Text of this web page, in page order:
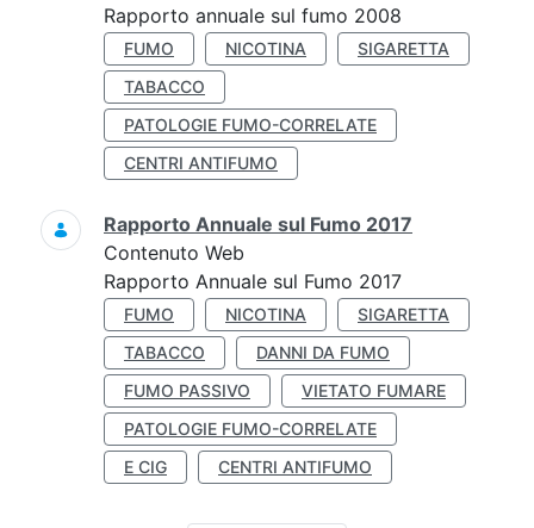
Rapporto annuale sul fumo 2008
FUMO NICOTINA
SIGARETTA
TABACCO
PATOLOGIE FUMO-CORRELATE
CENTRI ANTIFUMO
Rapporto Annuale sul Fumo 2017
Contenuto Web
Rapporto Annuale sul Fumo 2017
FUMO NICOTINA
SIGARETTA
TABACCO
DANNI DA FUMO
FUMO PASSIVO
VIETATO FUMARE
PATOLOGIE FUMO-CORRELATE
E CIG
CENTRI ANTIFUMO